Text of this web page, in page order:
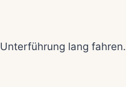
lang fahren.